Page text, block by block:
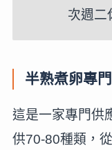
次週二
半熟煮卵專
這是一家專門供
供70-80種類，